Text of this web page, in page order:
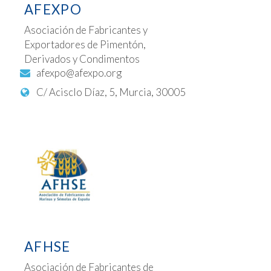
AFEXPO
Asociación de Fabricantes y
Exportadores de Pimentón,
Derivados y Condimentos
afexpo@afexpo.org
C/ Acisclo Díaz, 5, Murcia, 30005
AFHSE
Asociación de Fabricantes de